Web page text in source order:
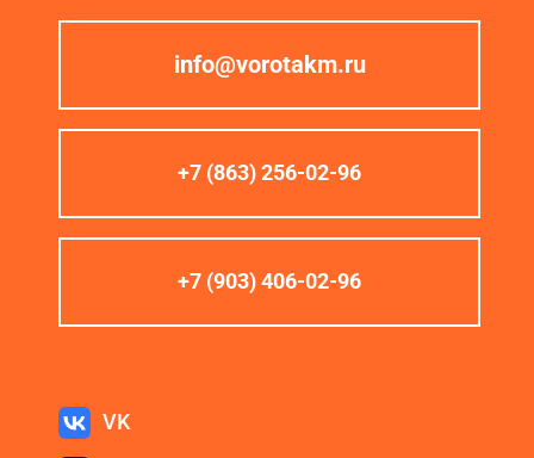
info@vorotakm.ru
+7 (863) 256-02-96
+7 (903) 406-02-96
VK